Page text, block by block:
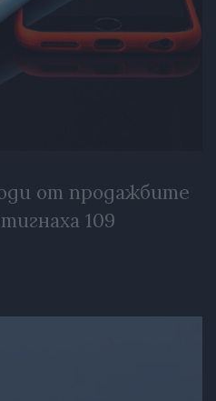
от продажбите
109